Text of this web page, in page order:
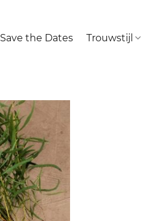
Save the Dates Trouwstijl